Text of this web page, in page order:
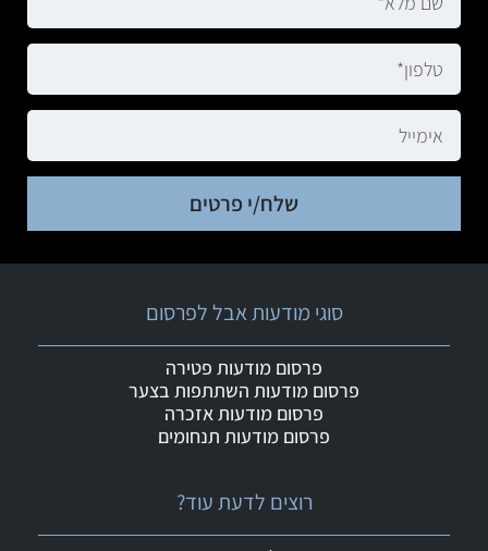
שלח/י פרטים
רוצים לדעת עוד?
סוגי מודעות אבל לפרסום
פרסום מודעות פטירה
פרסום מודעות השתתפות בצער
פרסום מודעות אזכרה
פרסום מודעות תנחומים